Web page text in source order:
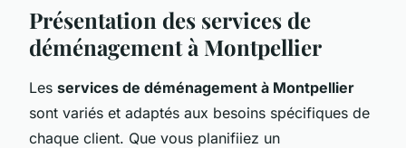
Présentation des services de
déménagement à Montpellier
Les services de déménagement à Montpellier
sont variés et adaptés aux besoins spécifiques de
chaque client. Que vous planifiiez un